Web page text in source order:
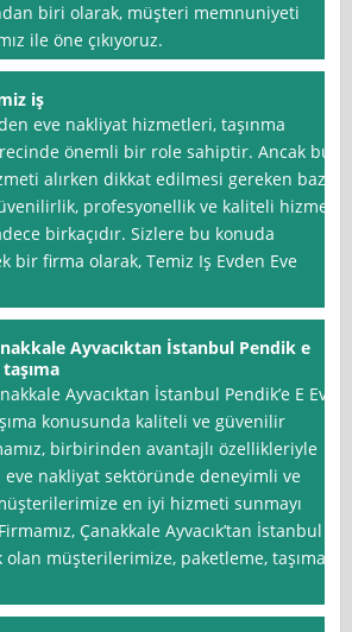
biri olarak, müşteri memnuniyeti
ile öne çıkıyoruz.
iş
eve nakliyat hizmetleri, taşınma
önemli bir role sahiptir. Ancak bu
alırken dikkat edilmesi gereken bazı
profesyonellik ve kaliteli hizmet
birkaçıdır. Sizlere bu konuda
bir firma olarak, Temiz Iş Evden Eve
Ayvacıktan İstanbul Pendik e
Ayvacıktan İstanbul Pendik’e E Ev
konusunda kaliteli ve güvenilir
birbirinden avantajlı özellikleriyle
eve nakliyat sektöründe deneyimli ve
en iyi hizmeti sunmayı
Çanakkale Ayvacık’tan İstanbul
olan müşterilerimize, paketleme, taşıma